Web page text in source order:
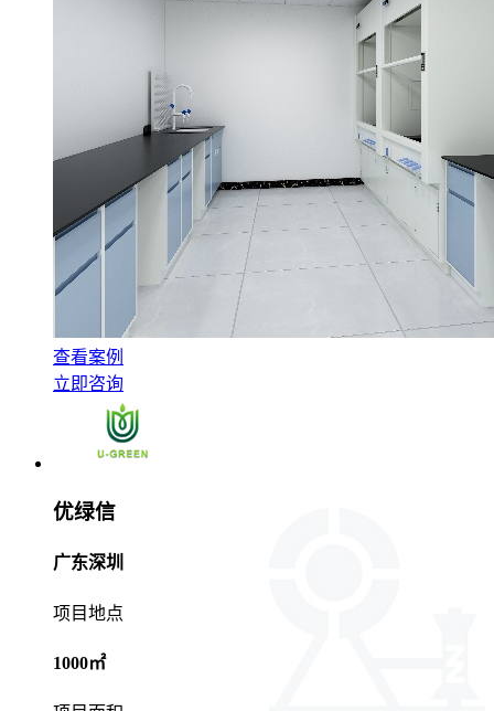
查看案例
立即咨询
优绿信
广东深圳
项目地点
1000㎡